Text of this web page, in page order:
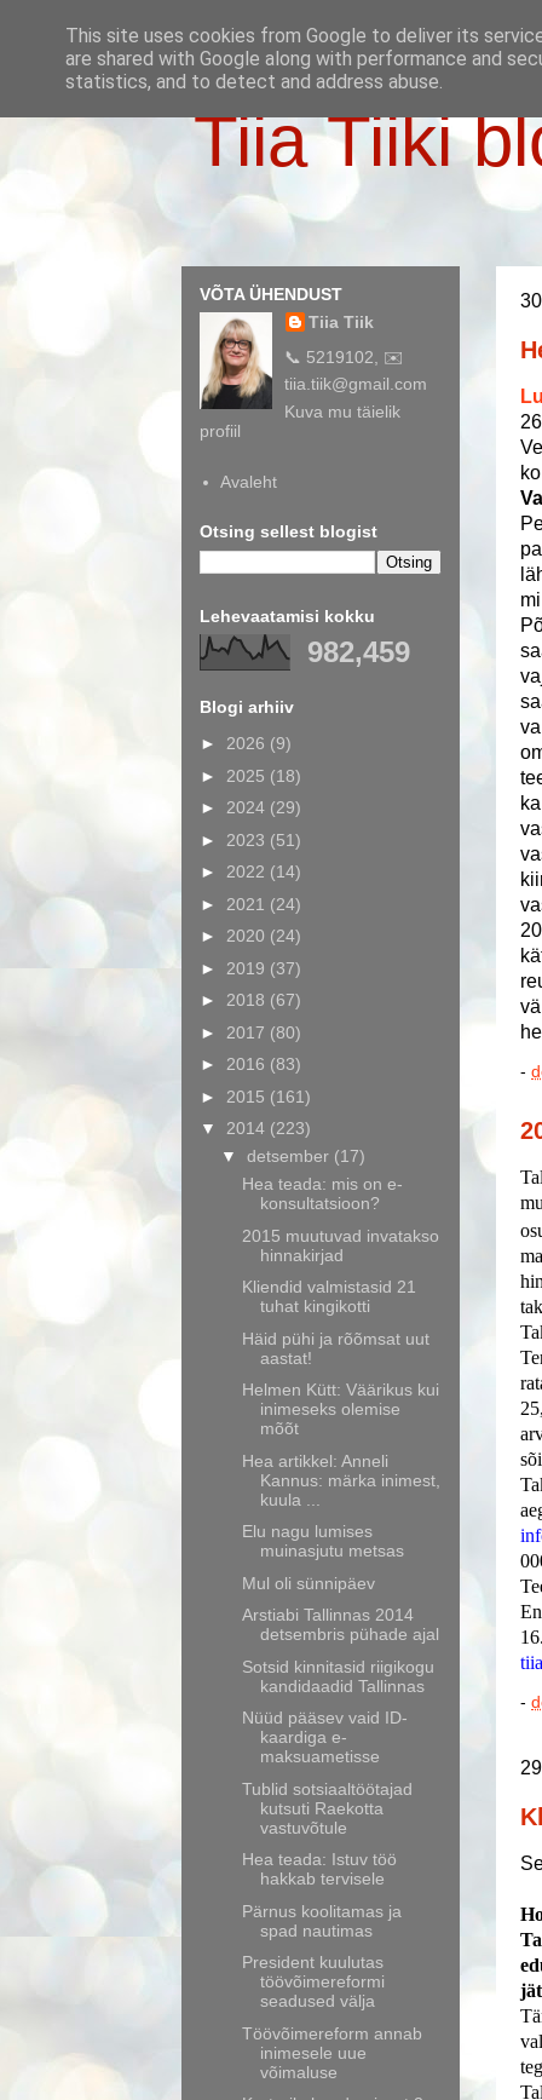
Tiia Tiiki
-
-
VÕTA ÜHENDUST
Tiia Tiik
📞 5219102, ✉️
tiia.tiik@gmail.com
Kuva mu täielik
profiil
Avaleht
Otsing sellest blogist
Lehevaatamisi kokku
982,459
Blogi arhiiv
► 2026 (9)
► 2025 (18)
► 2024 (29)
► 2023 (51)
► 2022 (14)
► 2021 (24)
► 2020 (24)
► 2019 (37)
► 2018 (67)
► 2017 (80)
► 2016 (83)
► 2015 (161)
▼ 2014 (223)
▼ detsember (17)
Hea teada: mis on e-
konsultatsioon?
2015 muutuvad invatakso
hinnakirjad
Kliendid valmistasid 21
tuhat kingikotti
Häid pühi ja rõõmsat uut
aastat!
Helmen Kütt: Väärikus kui
inimeseks olemise
mõõt
Hea artikkel: Anneli
Kannus: märka inimest,
kuula ...
Elu nagu lumises
muinasjutu metsas
Mul oli sünnipäev
Arstiabi Tallinnas 2014
detsembris pühade ajal
Sotsid kinnitasid riigikogu
kandidaadid Tallinnas
Nüüd pääsev vaid ID-
kaardiga e-
maksuametisse
Tublid sotsiaaltöötajad
kutsuti Raekotta
vastuvõtule
Hea teada: Istuv töö
hakkab tervisele
Pärnus koolitamas ja
spad nautimas
President kuulutas
töövõimereformi
seadused välja
Töövõimereform annab
inimesele uue
võimaluse
This site uses cookies from Google to deliver its
are shared with Google along with performance and
statistics, and to detect and address abuse.